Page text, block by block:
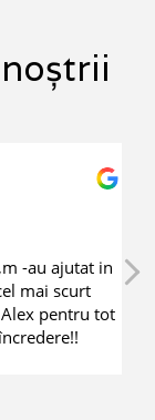
ajutat in
scurt
pentru tot